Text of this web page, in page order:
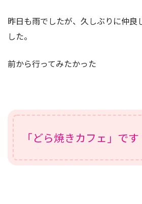
昨日も雨でしたが、久しぶりに仲良
した。
前から行ってみたかった
「どら焼きカフェ」です